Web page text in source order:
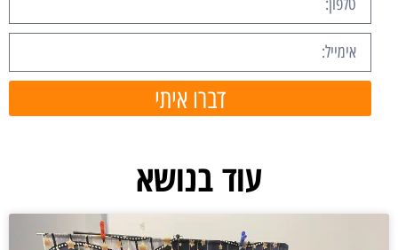
דברו איתי
עוד בנושא